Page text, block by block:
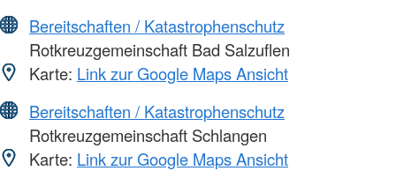
Bereitschaften / Katastrophenschutz
Rotkreuzgemeinschaft Bad Salzuflen
Karte: Link zur Google Maps Ansicht
Bereitschaften / Katastrophenschutz
Rotkreuzgemeinschaft Schlangen
Karte: Link zur Google Maps Ansicht